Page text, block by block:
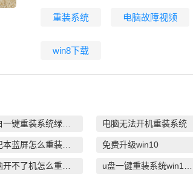
重装系统 电脑故障视频
win8下载
电脑无法开机重装系统
免费升级win10